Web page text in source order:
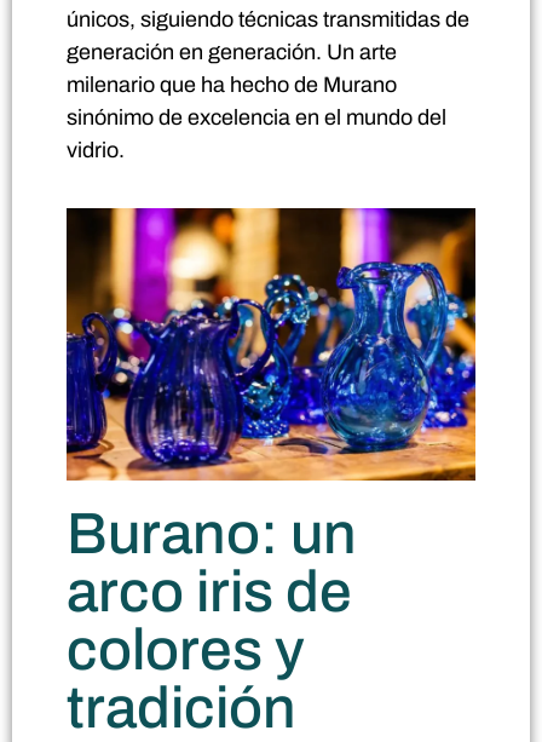
únicos, siguiendo técnicas transmitidas de
generación en generación. Un arte
milenario que ha hecho de Murano
sinónimo de excelencia en el mundo del
vidrio.
Burano: un
arco iris de
colores y
tradición